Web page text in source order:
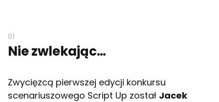
Nie zwlekając…
Zwycięzcą pierwszej edycji konkursu
scenariuszowego Script Up został Jacek